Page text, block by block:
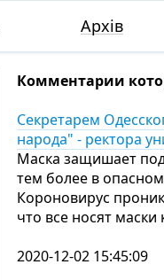
Архів
Комментарии
Секретарем
народа" - ректора
Маска защишает
тем более в
Короновирус
что все носят
2020-12-02 15:45:09